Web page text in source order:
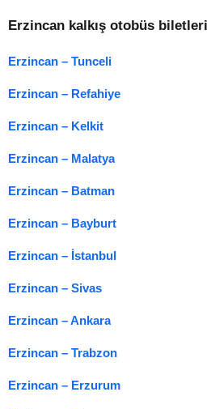
Erzincan kalkış otobüs biletleri
Erzincan – Tunceli
Erzincan – Refahiye
Erzincan – Kelkit
Erzincan – Malatya
Erzincan – Batman
Erzincan – Bayburt
Erzincan – İstanbul
Erzincan – Sivas
Erzincan – Ankara
Erzincan – Trabzon
Erzincan – Erzurum